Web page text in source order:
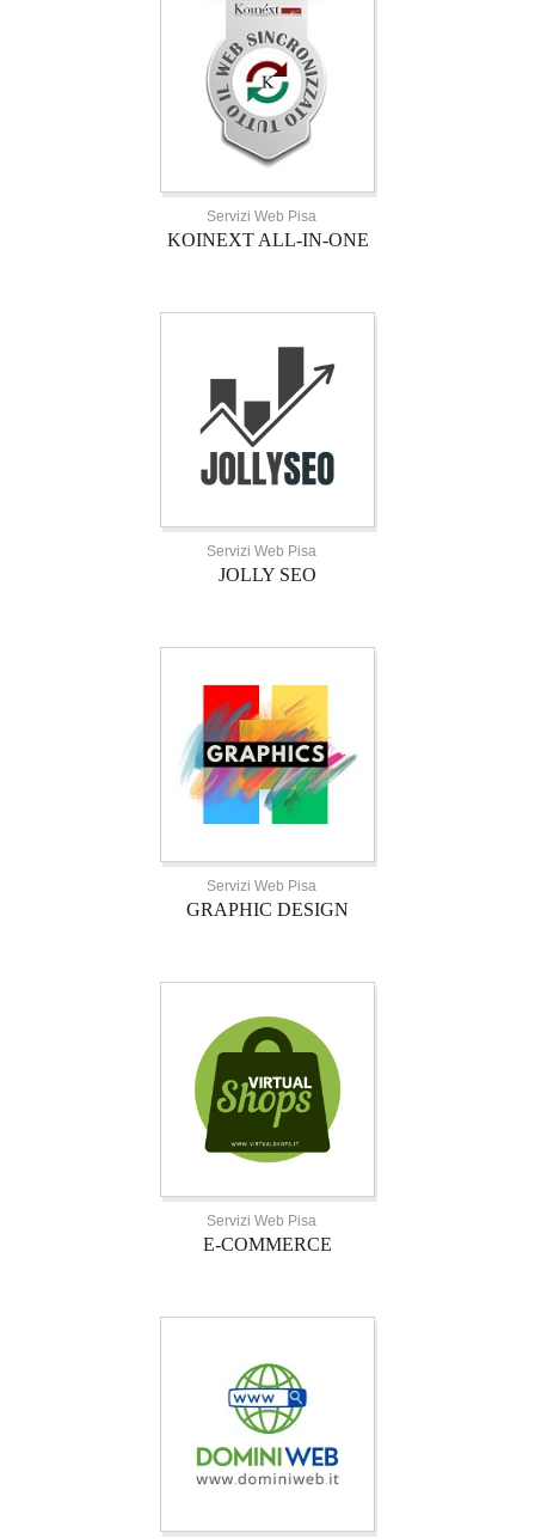
Servizi Web Pisa
KOINEXT ALL-IN-ONE
Servizi Web Pisa
JOLLY SEO
Servizi Web Pisa
GRAPHIC DESIGN
Servizi Web Pisa
E-COMMERCE